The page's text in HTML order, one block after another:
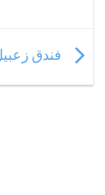
فندق